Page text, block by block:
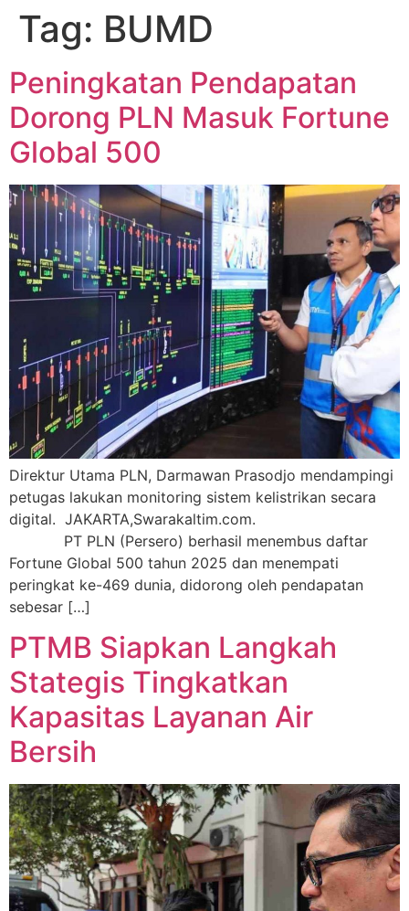
Tag: BUMD
Peningkatan Pendapatan
Dorong PLN Masuk Fortune
Global 500
Direktur Utama PLN, Darmawan Prasodjo mendampingi
petugas lakukan monitoring sistem kelistrikan secara
digital. JAKARTA,Swarakaltim.com.
PT PLN (Persero) berhasil menembus daftar
Fortune Global 500 tahun 2025 dan menempati
peringkat ke-469 dunia, didorong oleh pendapatan
sebesar […]
PTMB Siapkan Langkah
Stategis Tingkatkan
Kapasitas Layanan Air
Bersih